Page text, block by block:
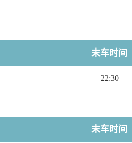
末车时间
22:30
末车时间